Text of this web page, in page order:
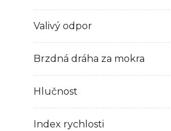
Valivý odpor
Brzdná dráha za mokra
Hlučnost
Index rychlosti